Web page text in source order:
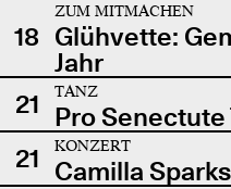
18
ZUM MITMACHEN
Glühvette:
Jahr
21
TANZ
Pro
21
KONZERT
Camilla